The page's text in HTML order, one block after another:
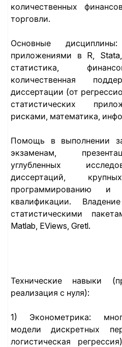
количественных
торговли.
Основные
приложениями в R,
статистика,
количественная
диссертации (от
статистических
рисками, математика,
Помощь в выполнении
экзаменам,
углубленных
диссертаций,
программированию
квалификации.
статистическими
Matlab, EViews, Gretl.
Технические навыки
реализация с нуля):
1) Эконометрика:
модели дискретных
логистическая